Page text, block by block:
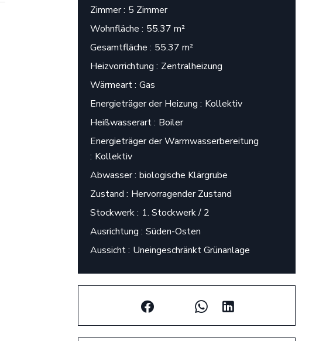
Zimmer 5 Zimmer
Wohnfläche
55.37 m²
Gesamtfläche
55.37 m²
Heizvorrichtung
Zentralheizung
Wärmeart Gas
Energieträger der Heizung
Kollektiv
Heißwasserart Boiler
Energieträger der Warmwasserbereitung
Kollektiv
Abwasser biologische Klärgrube
Zustand
Hervorragender Zustand
Stockwerk
1. Stockwerk / 2
Ausrichtung Süden-Osten
Aussicht Uneingeschränkt Grünanlage